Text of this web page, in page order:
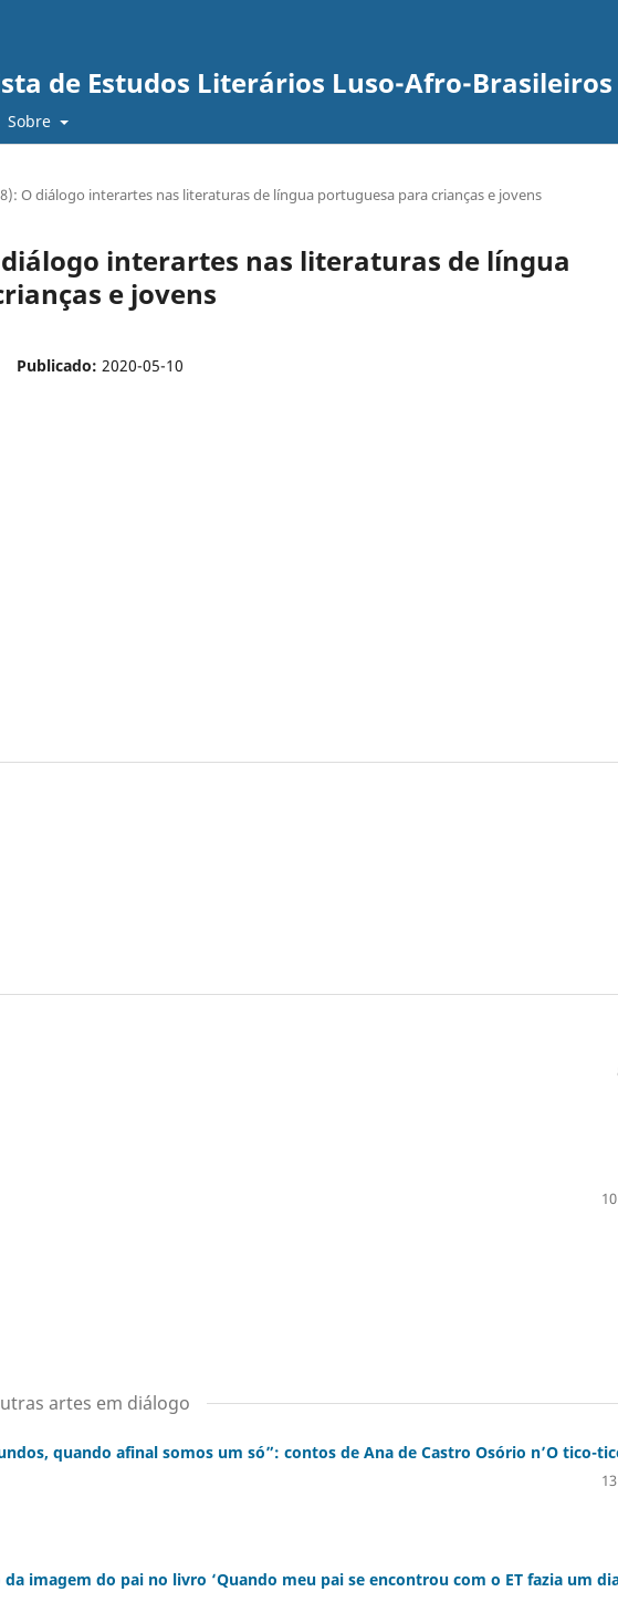
de Estudos Literários Luso-Afro-Brasileiros
Sobre
O diálogo interartes nas literaturas de língua portuguesa para crianças e jovens
diálogo interartes nas literaturas de língua
e jovens
Publicado: 2020-05-10
artes em diálogo
quando afinal somos um só”: contos de Ana de Castro Osório n’O tico-
imagem do pai no livro ‘Quando meu pai se encontrou com o ET fazia um